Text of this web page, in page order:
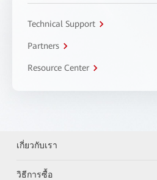
Technical Support
Partners
Resource Center
เกี่ยวกับเรา
วิธีการซื้อ